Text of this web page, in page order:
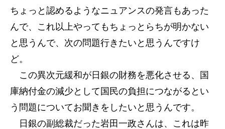
ちょっと認めるようなニュアンスの発言もあった
んで、これ以上やってもちょっとらちが明かない
と思うんで、次の問題行きたいと思うんですけ
ど。
この異次元緩和が日銀の財務を悪化させる、国
庫納付金の減少として国民の負担につながるとい
う問題についてお聞きをしたいと思うんです。
日銀の副総裁だった岩田一政さんは、これは昨